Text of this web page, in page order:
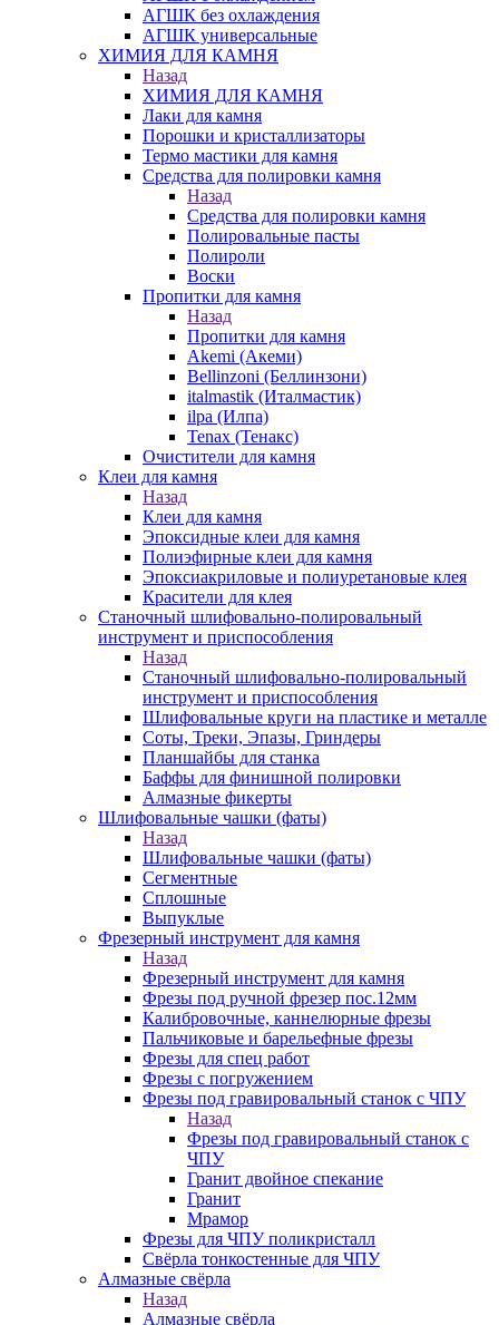
АГШК без охлаждения
АГШК универсальные
ХИМИЯ ДЛЯ КАМНЯ
Назад
ХИМИЯ ДЛЯ КАМНЯ
Лаки для камня
Порошки и кристаллизаторы
Термо мастики для камня
Средства для полировки камня
Назад
Средства для полировки камня
Полировальные пасты
Полироли
Воски
Пропитки для камня
Назад
Пропитки для камня
Akemi (Акеми)
Bellinzoni (Беллинзони)
italmastik (Италмастик)
ilpa (Илпа)
Tenax (Тенакс)
Очистители для камня
Клеи для камня
Назад
Клеи для камня
Эпоксидные клеи для камня
Полиэфирные клеи для камня
Эпоксиакриловые и полиуретановые клея
Красители для клея
Станочный шлифовально-полировальный
инструмент и приспособления
Назад
Станочный шлифовально-полировальный
инструмент и приспособления
Шлифовальные круги на пластике и металле
Соты, Треки, Эпазы, Гриндеры
Планшайбы для станка
Баффы для финишной полировки
Алмазные фикерты
Шлифовальные чашки (фаты)
Назад
Шлифовальные чашки (фаты)
Сегментные
Сплошные
Выпуклые
Фрезерный инструмент для камня
Назад
Фрезерный инструмент для камня
Фрезы под ручной фрезер пос.12мм
Калибровочные, каннелюрные фрезы
Пальчиковые и барельефные фрезы
Фрезы для спец работ
Фрезы с погружением
Фрезы под гравировальный станок с ЧПУ
Назад
Фрезы под гравировальный станок с
ЧПУ
Гранит двойное спекание
Гранит
Мрамор
Фрезы для ЧПУ поликристалл
Свёрла тонкостенные для ЧПУ
Алмазные свёрла
Назад
Алмазные свёрла